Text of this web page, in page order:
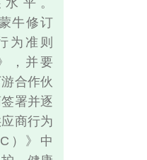
牛修订
为准则
，并要
合作伙
署并逐
商行为
）》中